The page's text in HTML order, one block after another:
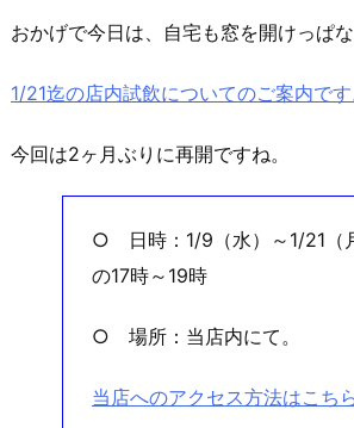
おかげで今日は、自宅も窓を開けっぱ
1/21迄の店内試飲についてのご案内です
今回は2ヶ月ぶりに再開ですね。
○ 日時：1/9（水）～1/21（
の17時～19時
○ 場所：当店内にて。
当店へのアクセス方法はこち